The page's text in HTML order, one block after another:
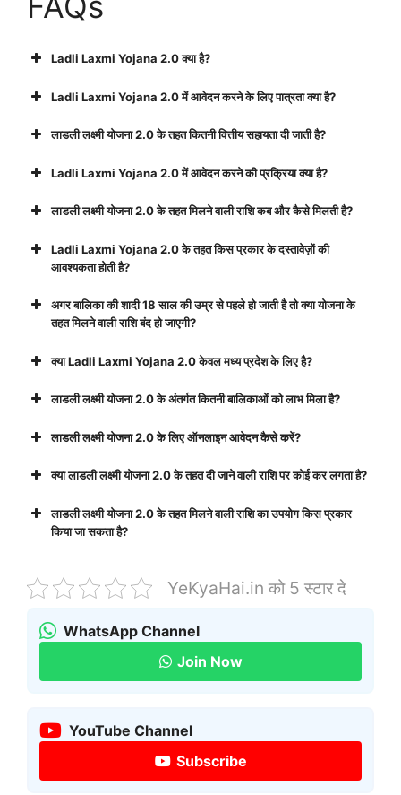
Ladli Laxmi Yojana 2.0 क्या है?
Ladli Laxmi Yojana 2.0 में आवेदन करने के लिए पात्रता क्या है?
लाडली लक्ष्मी योजना 2.0 के तहत कितनी वित्तीय सहायता दी जाती है?
Ladli Laxmi Yojana 2.0 में आवेदन करने की प्रक्रिया क्या है?
लाडली लक्ष्मी योजना 2.0 के तहत मिलने वाली राशि कब और कैसे मिलती है?
Ladli Laxmi Yojana 2.0 के तहत किस प्रकार के दस्तावेज़ों की
आवश्यकता होती है?
अगर बालिका की शादी 18 साल की उम्र से पहले हो जाती है तो क्या योजना के
तहत मिलने वाली राशि बंद हो जाएगी?
क्या Ladli Laxmi Yojana 2.0 केवल मध्य प्रदेश के लिए है?
लाडली लक्ष्मी योजना 2.0 के अंतर्गत कितनी बालिकाओं को लाभ मिला है?
लाडली लक्ष्मी योजना 2.0 के लिए ऑनलाइन आवेदन कैसे करें?
क्या लाडली लक्ष्मी योजना 2.0 के तहत दी जाने वाली राशि पर कोई कर लगता है?
लाडली लक्ष्मी योजना 2.0 के तहत मिलने वाली राशि का उपयोग किस प्रकार
किया जा सकता है?
YeKyaHai.in को 5 स्टार दे
WhatsApp Channel
Join Now
YouTube Channel
Subscribe